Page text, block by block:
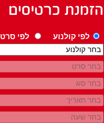
הזמנת כרטיסים
לפי קולנוע לפי סרט